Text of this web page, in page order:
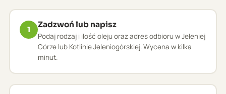
1
Zadzwoń lub napisz
Podaj rodzaj i ilość oleju oraz adres odbioru w Jeleniej
Górze lub Kotlinie Jeleniogórskiej. Wycena w kilka
minut.